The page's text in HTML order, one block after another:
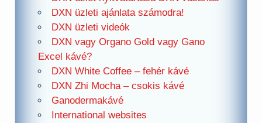
DXN üzleti ajánlata számodra!
DXN üzleti videók
DXN vagy Organo Gold vagy Gano
Excel kávé?
DXN White Coffee – fehér kávé
DXN Zhi Mocha – csokis kávé
Ganodermakávé
International websites